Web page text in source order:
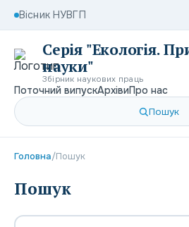
Вісник НУВГП
Серія "Екологія.
науки"
Збірник наукових праць
Поточний випускАрхівиПро нас
Пошук
Головна/Пошук
Пошук